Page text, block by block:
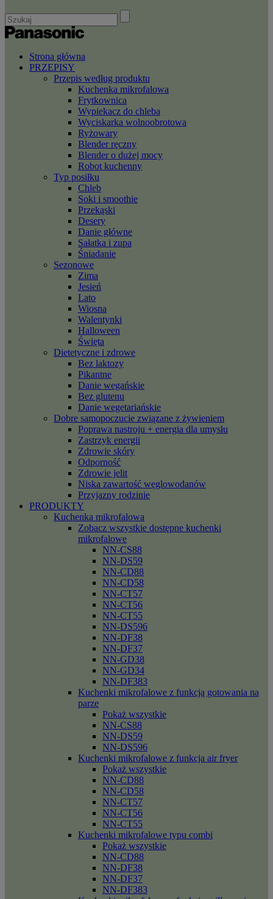
Strona główna
PRZEPISY
Przepis według produktu
Kuchenka mikrofalowa
Frytkownica
Wypiekacz do chleba
Wyciskarka wolnoobrotowa
Ryżowary
Blender ręczny
Blender o dużej mocy
Robot kuchenny
Typ posiłku
Chleb
Soki i smoothie
Przekąski
Desery
Danie główne
Sałatka i zupa
Śniadanie
Sezonowe
Zima
Jesień
Lato
Wiosna
Walentynki
Halloween
Święta
Dietetyczne i zdrowe
Bez laktozy
Pikantne
Danie wegańskie
Bez glutenu
Danie wegetariańskie
Dobre samopoczucie związane z żywieniem
Poprawa nastroju + energia dla umysłu
Zastrzyk energii
Zdrowie skóry
Odporność
Zdrowie jelit
Niska zawartość węglowodanów
Przyjazny rodzinie
PRODUKTY
Kuchenka mikrofalowa
Zobacz wszystkie dostępne kuchenki
mikrofalowe
NN-CS88
NN-DS59
NN-CD88
NN-CD58
NN-CT57
NN-CT56
NN-CT55
NN-DS596
NN-DF38
NN-DF37
NN-GD38
NN-GD34
NN-DF383
Kuchenki mikrofalowe z funkcją gotowania na
parze
Pokaż wszystkie
NN-CS88
NN-DS59
NN-DS596
Kuchenki mikrofalowe z funkcja air fryer
Pokaż wszystkie
NN-CD88
NN-CD58
NN-CT57
NN-CT56
NN-CT55
Kuchenki mikrofalowe typu combi
Pokaż wszystkie
NN-CD88
NN-DF38
NN-DF37
NN-DF383